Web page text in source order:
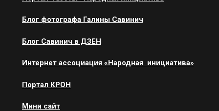
Блог фотографа Галины Савинич
Блог Савинич в ДЗЕН
Интернет ассоциация «Народная инициатива»
Портал КРОН
Мини сайт